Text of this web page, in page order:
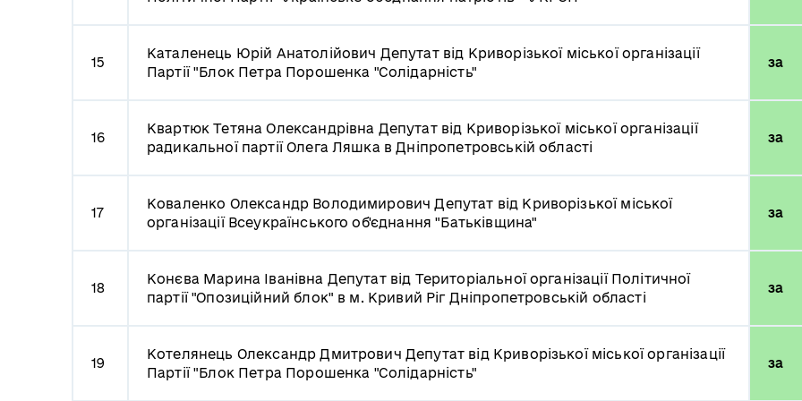
15
Каталенець Юрій Анатолійович Депутат від Криворізької міської організації
Партії "Блок Петра Порошенка "Солідарність"
за
16
Квартюк Тетяна Олександрівна Депутат від Криворізької міської організації
радикальної партії Олега Ляшка в Дніпропетровській області
за
17
Коваленко Олександр ВолодимировичДепутат від Криворізької міської
організації Всеукраїнського об'єднання "Батьківщина"
за
18
Конєва Марина Іванівна Депутат від Територіальної організації Політичної
партії "Опозиційний блок" в м. Кривий Ріг Дніпропетровській області
за
19
Котелянець Олександр Дмитрович Депутат від Криворізької міської організації
Партії "Блок Петра Порошенка "Солідарність"
за